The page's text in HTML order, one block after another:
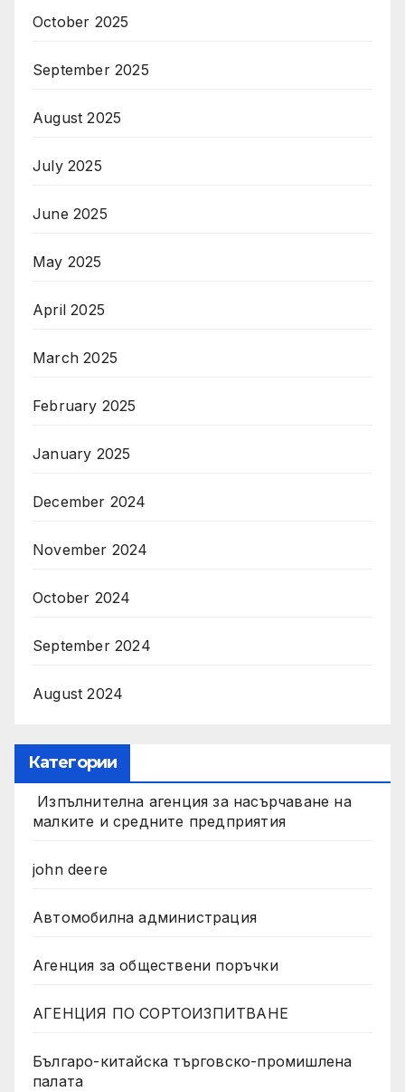
October 2025
September 2025
August 2025
July 2025
June 2025
May 2025
April 2025
March 2025
February 2025
January 2025
December 2024
November 2024
October 2024
September 2024
August 2024
Категории
Изпълнителна агенция за насърчаване на
малките и средните предприятия
john deere
Автомобилна администрация
Агенция за обществени поръчки
АГЕНЦИЯ ПО СОРТОИЗПИТВАНЕ
Българо-китайска търговско-промишлена
палата